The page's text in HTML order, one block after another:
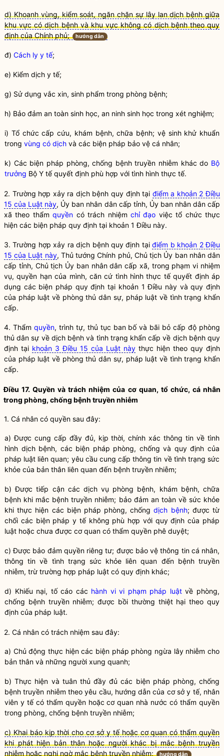
d) Khoanh vùng, kiểm soát, ngăn chặn sự lây lan dịch bệnh giữa
khu vực có dịch bệnh và khu vực không có dịch bệnh theo quy
định của Chính phủ;
hướng dẫn
đ) Cách ly y tế;
e) Kiểm dịch y tế;
g) Sử dụng vắc xin, sinh phẩm trong phòng bệnh;
h) Bảo đảm an toàn sinh học, an ninh sinh học trong xét nghiệm;
i) Tổ chức cấp cứu, khám bệnh, chữa bệnh; vệ sinh khử khuẩn
trong vùng có dịch và các biện pháp bảo vệ cá nhân;
k) Các biện pháp phòng, chống bệnh truyền nhiễm khác do Bộ
trưởng Bộ Y tế quyết định phù hợp với tình hình thực tế.
2. Trường hợp xảy ra dịch bệnh quy định tại điểm a khoản 2 Điều
15 của Luật này, Ủy ban nhân dân cấp tỉnh, Ủy ban nhân dân cấp
xã theo thẩmquyền có trách nhiệm chỉ đạo việc tổ chức thực
hiện các biện pháp quy định tại khoản 1 Điều này.
3. Trường hợp xảy radịch bệnhquy định tạiđiểm b khoản 2 Điều
15 của Luật này, Thủ tướng Chính phủ, Chủ tịch Ủy ban nhân dân
cấp tỉnh, Chủ tịch Ủy ban nhân dân cấp xã, trong phạm vi nhiệm
vụ,quyền hạn của mình, căn cứ tình hình thực tế quyết định áp
dụng các biện pháp quy định tại khoản 1 Điều này và quy định
của pháp luật về phòng thủ dân sự, pháp luật về tình trạng khẩn
cấp.
4. Thẩm quyền, trình tự, thủ tục ban bố và bãi bỏ cấp độ phòng
thủ dân sự về dịch bệnh và tình trạng khẩn cấp về dịch bệnhquy
định tại khoản 3 Điều 15 của Luật này thực hiện theo quy định
của pháp luật về phòng thủ dân sự, pháp luật về tình trạng khẩn
cấp.
Điều 17. Quyền và trách nhiệm của cơ quan, tổ chức, cá nhân
trong phòng, chống bệnh truyền nhiễm
1. Cá nhân có quyền sau đây:
a) Được cung cấp đầy đủ, kịp thời, chính xác thông tin về tình
hình dịch bệnh, các biện pháp phòng, chống và quy định của
pháp luật liên quan; yêu cầu cung cấp thông tin về tình trạng sức
khỏe của bản thân liên quan đến bệnh truyền nhiễm;
b) Được tiếp cận các dịch vụ phòng bệnh, khám bệnh, chữa
bệnh khi mắc bệnh truyền nhiễm; bảo đảm an toàn về sức khỏe
khi thực hiện các biện pháp phòng, chốngdịch bệnh; được từ
chối các biện pháp y tế không phù hợp với quy định của pháp
luật hoặc chưa được cơ quan có thẩm quyền phê duyệt;
c) Được bảo đảm quyền riêng tư; được bảo vệ thông tin cá nhân,
thông tin về tình trạng sức khỏe liên quan đến bệnh truyền
nhiễm, trừ trường hợp pháp luật có quy định khác;
d) Khiếu nại, tố cáo các hành vi vi phạm pháp luậtvề phòng,
chống bệnh truyền nhiễm; được bồi thường thiệt hại theo quy
định của pháp luật.
2. Cá nhân có trách nhiệm sau đây:
a) Chủ động thực hiện các biện pháp phòng ngừa lây nhiễm cho
bản thân và những người xung quanh;
b) Thực hiện và tuân thủ đầy đủ các biện pháp phòng, chống
bệnh truyền nhiễm theo yêu cầu, hướng dẫn của cơ sở y tế, nhân
viên y tế có thẩm quyềnhoặc cơ quan nhà nước có thẩmquyền
trong phòng, chống bệnh truyền nhiễm;
c) Khai báo kịp thời cho cơ sở y tế hoặc cơ quan có thẩm quyền
khi phát hiện bản thân hoặc người khác bị mắc bệnh truyền
nhiễm hoặc nghi ngờ mắc bệnh truyền nhiễm;
hướng dẫn